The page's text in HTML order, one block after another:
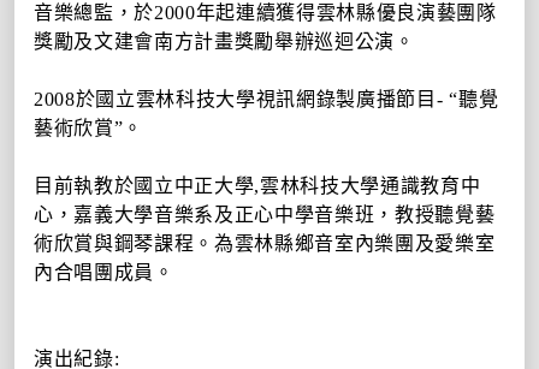
音樂總監，於2000年起連續獲得雲林縣優良演藝團隊
獎勵及文建會南方計畫獎勵舉辦巡迴公演。
2008於國立雲林科技大學視訊網錄製廣播節目 - “聽覺
藝術欣賞” 。
目前執教於國立中正大學,雲林科技大學通識教育中
心，嘉義大學音樂系及正心中學音樂班，教授聽覺藝
術欣賞與鋼琴課程。為雲林縣鄉音室內樂團及愛樂室
內合唱團成員。
演出紀錄: